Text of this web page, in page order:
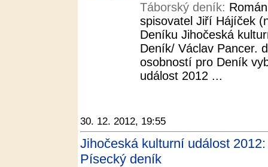
Táborský deník:
spisovatel Jiří Hájíček
Deníku Jihočeská
Deník/ Václav Pancer.
osobností pro Deník
událost 2012 ...
30. 12. 2012, 19:55
Jihočeská kulturní událost
Písecký deník